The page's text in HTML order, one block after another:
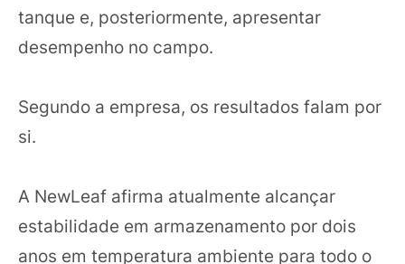
tanque e, posteriormente, apresentar
desempenho no campo.
Segundo a empresa, os resultados falam por
si.
A NewLeaf afirma atualmente alcançar
estabilidade em armazenamento por dois
anos em temperatura ambiente para todo o